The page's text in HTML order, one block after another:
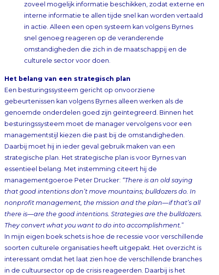
zoveel mogelijk informatie beschikken, zodat externe en
interne informatie te allen tijde snel kan worden vertaald
in actie. Alleen een open systeem kan volgens Byrnes
snel genoeg reageren op de veranderende
omstandigheden die zich in de maatschappij en de
culturele sector voor doen.
Het belang van een strategisch plan
Een besturingssysteem gericht op onvoorziene
gebeurtenissen kan volgens Byrnes alleen werken als de
genoemde onderdelen goed zijn geïntegreerd. Binnen het
besturingssysteem moet de manager vervolgens voor een
managementstijl kiezen die past bij de omstandigheden.
Daarbij moet hij in ieder geval gebruik maken van een
strategische plan. Het strategische plan is voor Byrnes van
essentieel belang. Met instemming citeert hij de
managementgoeroe Peter Drucker: “There is an old saying
that good intentions don’t move mountains; bulldozers do. In
nonprofit management, the mission and the plan—if that’s all
there is—are the good intentions. Strategies are the bulldozers.
They convert what you want to do into accomplishment.”
In mijn eigen boek schets is hoe de recessie voor verschillende
soorten culturele organisaties heeft uitgepakt. Het overzicht is
interessant omdat het laat zien hoe de verschillende branches
in de cultuursector op de crisis reageerden. Daarbij is het
duidelijk dat iedere branche met andere factoren te maken
had en dat iedere kunstmanager over andere
beïnvloedingsmogelijkheden kon beschikken. De ene
organisatie kon makkelijker de inkomsten verhogen (podia) of
profiteren van demografische ontwikkelingen zoals de
vergrijzing (de musea), de ander kon makkelijker variëren in
hoeveelheid activiteiten of in de omvang van het aantal
vestigingen en het aantal in te zetten vrijwilligers (de